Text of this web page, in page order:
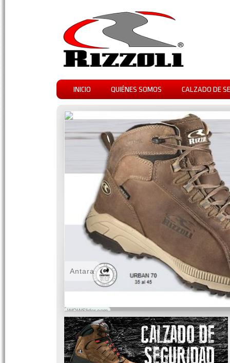
INICIO QUIÉNES SOMOS CALZADO DE
WOWSlider.com
Antara